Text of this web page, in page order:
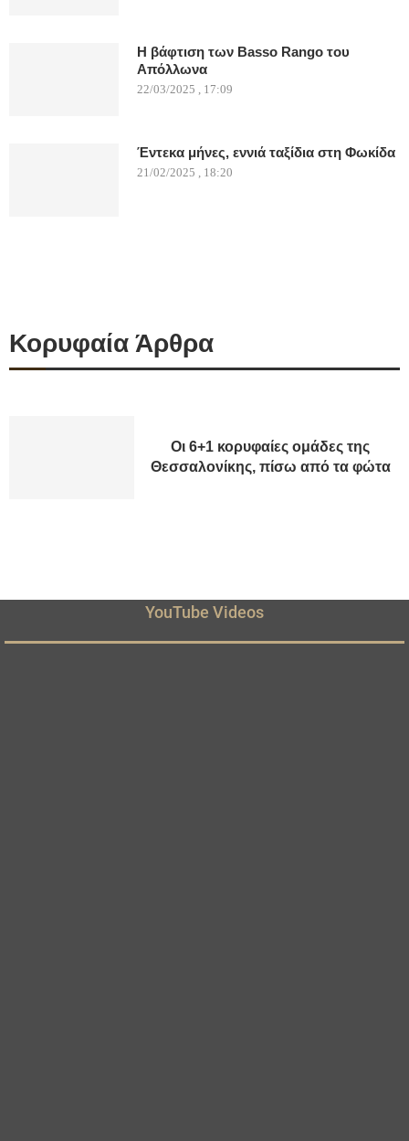
Η βάφτιση των Basso Rango του
Απόλλωνα
22/03/2025 , 17:09
Έντεκα μήνες, εννιά ταξίδια στη Φωκίδα
21/02/2025 , 18:20
Κορυφαία Άρθρα
Οι 6+1 κορυφαίες ομάδες της
Θεσσαλονίκης, πίσω από τα φώτα
YouTube Videos